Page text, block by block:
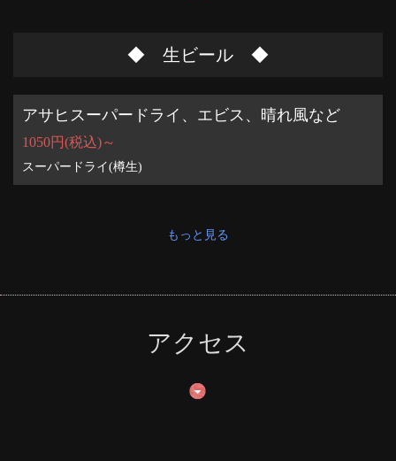
◆ 生ビール ◆
アサヒスーパードライ、エビス、晴れ風など
1050円(税込)～
スーパードライ(樽生)
もっと見る
アクセス